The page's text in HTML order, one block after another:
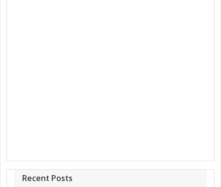
Recent Posts